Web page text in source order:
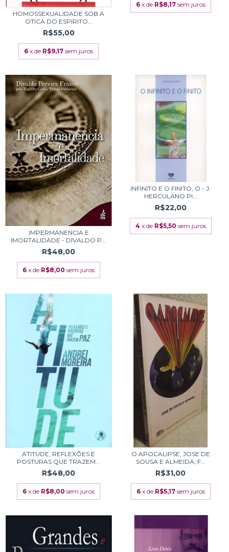
HOMOSSEXUALIDADE SOB A
OTICA DO ESPIRITO...
R$55,00
6 x de R$9,17 sem juros
6 x de R$8,17 sem juros
IMPERMANENCIA E
IMORTALIDADE - DIVALDO P...
R$48,00
6 x de R$8,00 sem juros
INFINITO E O FINITO, O - J.
HERCULANO PI...
R$22,00
4 x de R$5,50 sem juros
ATITUDE, REFLEXÕES E
POSTURAS QUE TRAZEM...
R$48,00
6 x de R$8,00 sem juros
O APOCALIPSE, JOSE DE
SOUSA E ALMEIDA, F...
R$31,00
6 x de R$5,17 sem juros